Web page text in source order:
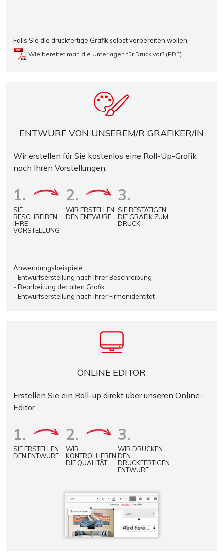
Falls Sie die druckfertige Grafik selbst vorbereiten wollen:
Wie bereitet man die Unterlagen für Druck vor? (PDF)
ENTWURF VON UNSEREM/R GRAFIKER/IN
Wir erstellen für Sie kostenlos eine Roll-Up-Grafik
nach Ihren Vorstellungen.
1.
SIE
BESCHREIBEN
IHRE
VORSTELLUNG
2.
WIR ERSTELLEN
DEN ENTWURF
3.
SIE BESTÄTIGEN
DIE GRAFIK ZUM
DRUCK
Anwendungsbeispiele:
- Entwurfserstellung nach Ihrer Beschreibung
- Bearbeitung der alten Grafik
- Entwurfserstellung nach Ihrer Firmenidentität
ONLINE EDITOR
Erstellen Sie ein Roll-up direkt über unseren Online-
Editor.
1.
SIE ERSTELLEN
DEN ENTWURF
2.
WIR
KONTROLLIEREN
DIE QUALITÄT
3.
WIR DRUCKEN
DEN
DRUCKFERTIGEN
ENTWURF